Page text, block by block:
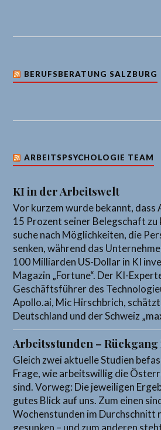
BERUFSBERATUNG SALZBURG
ARBEITSPSYCHOLOGIE TEAM
KI in der Arbeitswelt
Vor kurzem wurde bekannt, dass
15 Prozent seiner Belegschaft zu
suche nach Möglichkeiten, die
senken, während das
100 Milliarden US-Dollar in KI
Magazin „Fortune“. Der KI-
Geschäftsführer des
Apollo.ai, Mic Hirschbrich,
Deutschland und der Schweiz
Arbeitsstunden –
Gleich zwei aktuelle Studien
Frage, wie arbeitswillig die
sind. Vorweg: Die jeweiligen
gutes Blick auf uns. Zum einen
Wochenstunden im Durchschnitt
gesunken – und zum anderen